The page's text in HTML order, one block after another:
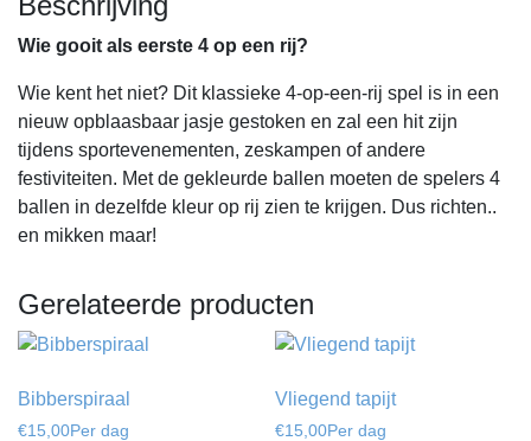
Wie gooit als eerste 4 op een rij?
Wie kent het niet? Dit klassieke 4-op-een-rij spel is in een
nieuw opblaasbaar jasje gestoken en zal een hit zijn
tijdens sportevenementen, zeskampen of andere
festiviteiten. Met de gekleurde ballen moeten de spelers 4
ballen in dezelfde kleur op rij zien te krijgen. Dus richten..
en mikken maar!
Gerelateerde producten
Bibberspiraal
€15,00Per dag
Vliegend tapijt
€15,00Per dag